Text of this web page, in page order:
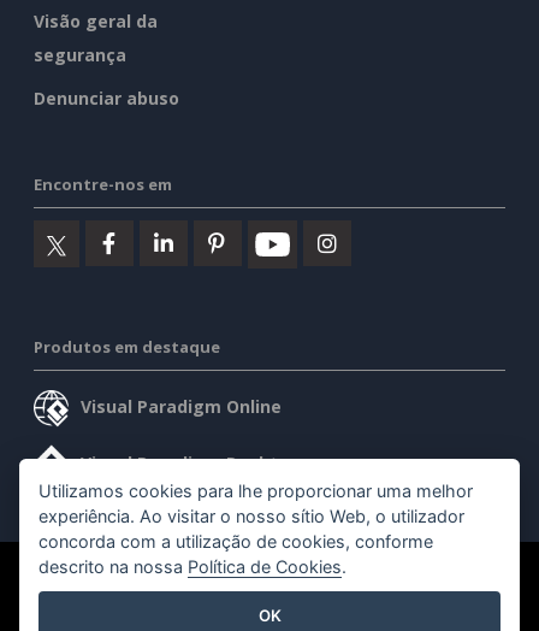
Visão geral da
segurança
Denunciar abuso
Encontre-nos em
Produtos em destaque
Visual Paradigm Online
Visual Paradigm Desktop
©2026 by Visual Paradigm. Todos os direitos reservados.
Utilizamos cookies para lhe proporcionar uma melhor
experiência. Ao visitar o nosso sítio Web, o utilizador
concorda com a utilização de cookies, conforme
descrito na nossa Política de Cookies.
OK